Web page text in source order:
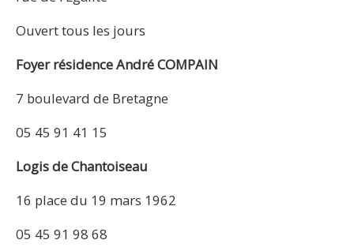
Ouvert tous les jours
Foyer résidence André COMPAIN
7 boulevard de Bretagne
05 45 91 41 15
Logis de Chantoiseau
16 place du 19 mars 1962
05 45 91 98 68